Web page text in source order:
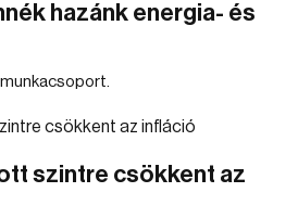
hazánk energia- és
munkacsoport.
szintre csökkent az